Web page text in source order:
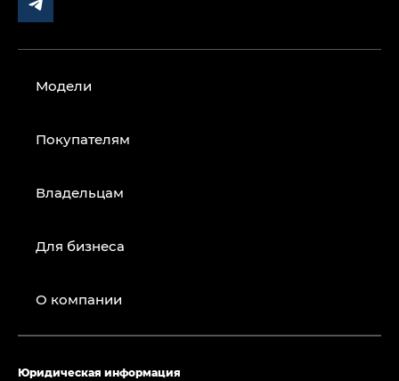
Модели
Покупателям
Владельцам
Для бизнеса
О компании
Юридическая информация